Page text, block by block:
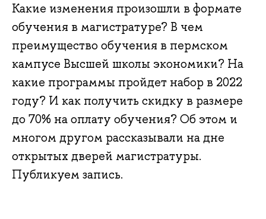
Какие изменения произошли в формате
обучения в магистратуре? В чем
преимущество обучения в пермском
кампусе Высшей школы экономики? На
какие программы пройдет набор в 2022
году? И как получить скидку в размере
до 70% на оплату обучения? Об этом и
многом другом рассказывали на дне
открытых дверей магистратуры.
Публикуем запись.